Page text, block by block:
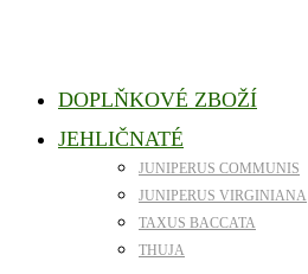
DOPLŇKOVÉ ZBOŽÍ
JEHLIČNATÉ
JUNIPERUS COMMUNIS
JUNIPERUS VIRGINIANA
TAXUS BACCATA
THUJA